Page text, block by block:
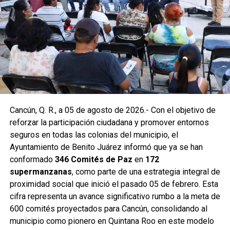
avenida Hacienda de Chunchucmil, mientras que en la
Supermanzana 201 se construyó uno más en la
intersección de las avenidas Hacienda de Chunchucmil y
Hacienda de la Ciénega. Estas acciones forman parte de
un programa mayor que incluye trabajos en las
supermanzanas 93, 94, 95, 96, 99, 100, 101, 102, 105, 251,
255 y 517.
Como parte de las labores permanentes de prevención,
también se realizaron desazolves en pozos de absorción
de las supermanzanas 213 y 235, donde personal de
Servicios Públicos retiró basura vegetal, tierra y otros
desechos que obstruyen el flujo pluvial. En la
Supermanzana 235 se complementó la jornada con una
brigada de descacharrización para evitar la formación de
basureros clandestinos y promover la correcta
disposición de muebles, electrodomésticos y llantas.
Fuente: 5to Poder Agencia de Noticias
Cancún, Q. R., a 05 de agosto de 2026.- Con el objetivo de
reforzar la participación ciudadana y promover entornos
seguros en todas las colonias del municipio, el
Ayuntamiento de Benito Juárez informó que ya se han
conformado 346 Comités de Paz en 172
supermanzanas, como parte de una estrategia integral de
proximidad social que inició el pasado 05 de febrero. Esta
cifra representa un avance significativo rumbo a la meta de
600 comités proyectados para Cancún, consolidando al
municipio como pionero en Quintana Roo en este modelo